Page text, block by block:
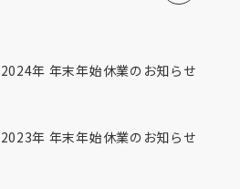
年 年末年始休業のお知らせ
年 年末年始休業のお知らせ